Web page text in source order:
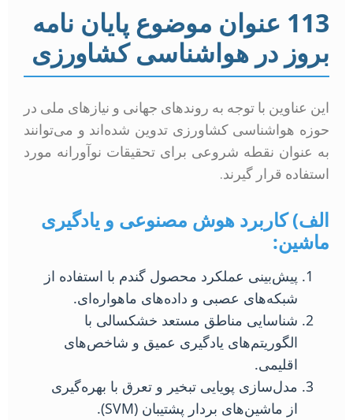
113 عنوان موضوع پایان نامه
بروز در هواشناسی کشاورزی
این عناوین با توجه به روندهای جهانی و نیازهای ملی در
حوزه هواشناسی کشاورزی تدوین شده‌اند و می‌توانند
به عنوان نقطه شروعی برای تحقیقات نوآورانه مورد
استفاده قرار گیرند.
الف) کاربرد هوش مصنوعی و یادگیری
ماشین:
پیش‌بینی عملکرد محصول گندم با استفاده از
شبکه‌های عصبی و داده‌های ماهواره‌ای.
شناسایی مناطق مستعد خشکسالی با
الگوریتم‌های یادگیری عمیق و شاخص‌های
اقلیمی.
مدل‌سازی پویایی تبخیر و تعرق با بهره‌گیری
از ماشین‌های بردار پشتیبان (SVM).